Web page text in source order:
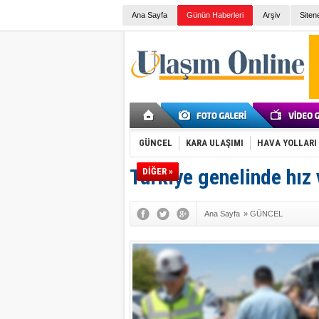
Ana Sayfa Günün Haberleri Arşiv
GÜNCEL KARA ULAŞIMI HAVA YOLLARI
DİĞER »
Türkiye genelinde
Ana Sayfa » GÜNCEL